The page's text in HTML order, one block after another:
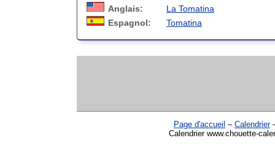
Anglais:
La Tomatina
Espagnol:
Tomatina
Page d'accueil – Calendrier
Calendrier www.chouette-